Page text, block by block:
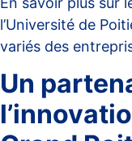
l’Université de
variés des
Un